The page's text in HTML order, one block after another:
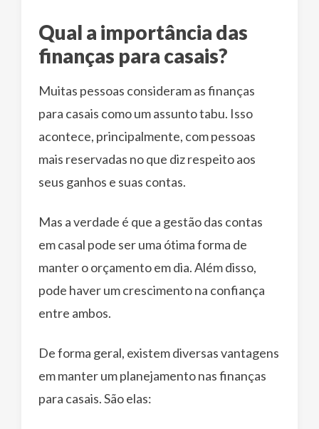
Qual a importância das
finanças para casais?
Muitas pessoas consideram as finanças
para casais como um assunto tabu. Isso
acontece, principalmente, com pessoas
mais reservadas no que diz respeito aos
seus ganhos e suas contas.
Mas a verdade é que a gestão das contas
em casal pode ser uma ótima forma de
manter o orçamento em dia. Além disso,
pode haver um crescimento na confiança
entre ambos.
De forma geral, existem diversas vantagens
em manter um planejamento nas finanças
para casais. São elas: